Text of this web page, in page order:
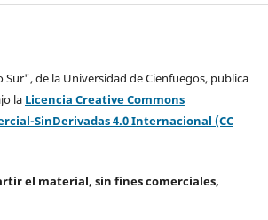
de la Universidad de Cienfuegos, publica
la Licencia Creative Commons
SinDerivadas 4.0 Internacional (CC
el material, sin fines comerciales,